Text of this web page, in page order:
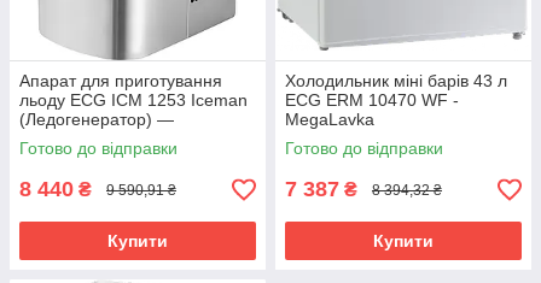
Апарат для приготування
льоду ECG ICM 1253 Iceman
(Ледогенератор) —
MegaLavka
Готово до відправки
8 440 ₴ 9 590,91 ₴
Купити
Холодильник міні барів 43 л
ECG ERM 10470 WF -
MegaLavka
Готово до відправки
7 387 ₴ 8 394,32 ₴
Купити